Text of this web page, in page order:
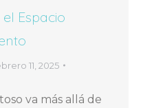
Espacio
11, 2025
va más allá de